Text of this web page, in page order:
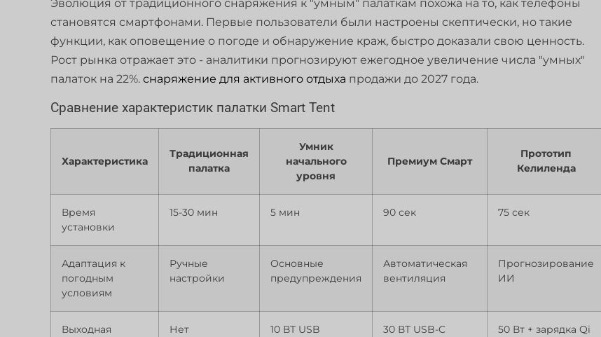
Эволюция от традиционного снаряжения к "умным" палаткам похожа на то, как телефоны
становятся смартфонами. Первые пользователи были настроены скептически, но такие
функции, как оповещение о погоде и обнаружение краж, быстро доказали свою ценность.
Рост рынка отражает это - аналитики прогнозируют ежегодное увеличение числа "умных"
палаток на 22%. снаряжение для активного отдыха продажи до 2027 года.
Сравнение характеристик палатки Smart Tent
Характеристика
Традиционная
палатка
Умник
начального
уровня
Премиум Смарт
Прототип
Келиленда
Время
установки
15-30 мин 5 мин 90 сек 75 сек
Адаптация к
погодным
условиям
Ручные
настройки
Основные
предупреждения
Автоматическая
вентиляция
Прогнозирование
ИИ
Выходная
Нет 10 ВТ USB 30 ВТ USB-C 50 Вт + зарядка Qi